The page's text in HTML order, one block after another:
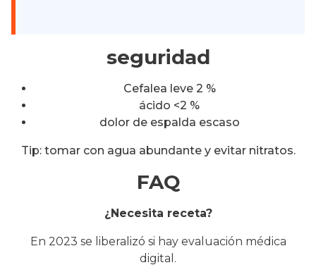
seguridad
Cefalea leve 2 %
ácido <2 %
dolor de espalda escaso
Tip: tomar con agua abundante y evitar nitratos.
FAQ
¿Necesita receta?
En 2023 se liberalizó si hay evaluación médica
digital.